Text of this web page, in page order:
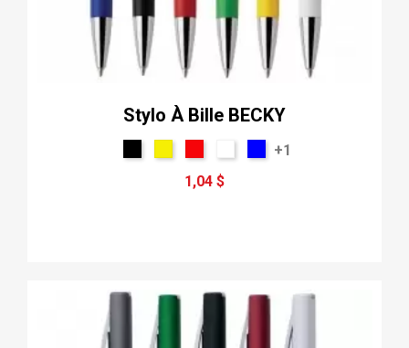
Stylo À Bille BECKY
+1
1,04 $